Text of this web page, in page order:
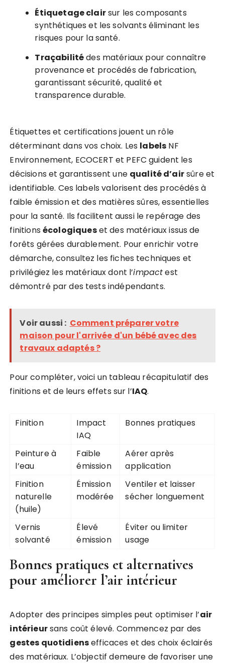
Étiquetage clairsur les composants
synthétiques et les solvants éliminant les
risques pour la santé.
Traçabilitédes matériaux pour connaître
provenance et procédés de fabrication,
garantissant sécurité, qualité et
transparence durable.
Étiquettes et certifications jouent un rôle
déterminant dans vos choix. Les labels NF
Environnement, ECOCERT et PEFC guident les
décisions et garantissent une qualité d’airsûre et
identifiable. Ces labels valorisent des procédés à
faible émission et des matières sûres, essentielles
pour la santé. Ils facilitent aussi le repérage des
finitions écologiqueset des matériaux issus de
forêts gérées durablement. Pour enrichir votre
démarche, consultez les fiches techniques et
privilégiez les matériaux dont l’impactest
démontré par des tests indépendants.
Voir aussi : Comment préparer votre
maison pour l'arrivée d'un bébé avec des
travaux adaptés ?
Pour compléter, voici un tableau récapitulatif des
finitions et de leurs effets sur l’IAQ.
Finition
Impact
IAQ
Bonnes pratiques
Peinture à
l’eau
Faible
émission
Aérer après
application
Finition
naturelle
(huile)
Émission
modérée
Ventiler et laisser
sécher longuement
Vernis
solvanté
Élevé
émission
Éviter ou limiter
usage
Bonnes pratiques et alternatives
pour améliorer l’air intérieur
Adopter des principes simples peut optimiser l’air
intérieursans coût élevé. Commencez par des
gestes quotidiensefficaces et des choix éclairés
des matériaux. L’objectif demeure de favoriser une